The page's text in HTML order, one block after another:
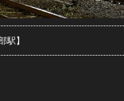
駅】